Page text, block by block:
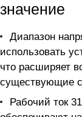
значение
Диапазон
использовать
что расширяет
существующие
Рабочий ток